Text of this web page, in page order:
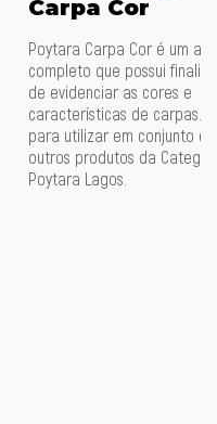
Carpa Cor
Poytara Carpa Cor é um
completo que possui
de evidenciar as cores e
características de carpas.
para utilizar em conjunto
outros produtos da
Poytara Lagos.